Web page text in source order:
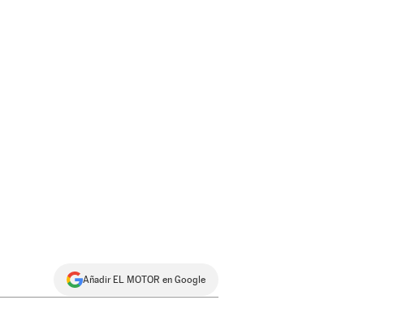
Añadir EL MOTOR en Google